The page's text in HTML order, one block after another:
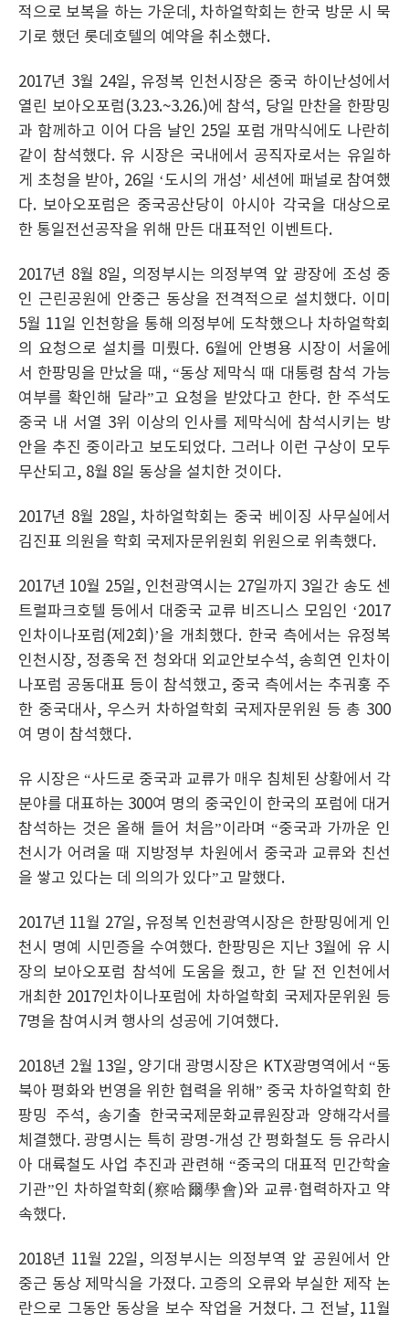
적으로 보복을 하는 가운데, 차하얼학회는 한국 방문 시 묵
기로 했던 롯데호텔의 예약을 취소했다.
2017년 3월 24일, 유정복 인천시장은 중국 하이난성에서
열린 보아오포럼(3.23.~3.26.)에 참석, 당일 만찬을 한팡밍
과 함께하고 이어 다음 날인 25일 포럼 개막식에도 나란히
같이 참석했다. 유 시장은 국내에서 공직자로서는 유일하
게 초청을 받아, 26일 ‘도시의 개성’ 세션에 패널로 참여했
다. 보아오포럼은 중국공산당이 아시아 각국을 대상으로
한 통일전선공작을 위해 만든 대표적인 이벤트다.
2017년 8월 8일, 의정부시는 의정부역 앞 광장에 조성 중
인 근린공원에 안중근 동상을 전격적으로 설치했다. 이미
5월 11일 인천항을 통해 의정부에 도착했으나 차하얼학회
의 요청으로 설치를 미뤘다. 6월에 안병용 시장이 서울에
서 한팡밍을 만났을 때, “동상 제막식 때 대통령 참석 가능
여부를 확인해 달라”고 요청을 받았다고 한다. 한 주석도
중국 내 서열 3위 이상의 인사를 제막식에 참석시키는 방
안을 추진 중이라고 보도되었다. 그러나 이런 구상이 모두
무산되고, 8월 8일 동상을 설치한 것이다.
2017년 8월 28일, 차하얼학회는 중국 베이징 사무실에서
김진표 의원을 학회 국제자문위원회 위원으로 위촉했다.
2017년 10월 25일, 인천광역시는 27일까지 3일간 송도 센
트럴파크호텔 등에서 대중국 교류 비즈니스 모임인 ‘2017
인차이나포럼(제2회)’을 개최했다. 한국 측에서는 유정복
인천시장, 정종욱 전 청와대 외교안보수석, 송희연 인차이
나포럼 공동대표 등이 참석했고, 중국 측에서는 추궈훙 주
한 중국대사, 우스커 차하얼학회 국제자문위원 등 총 300
여 명이 참석했다.
유 시장은 “사드로 중국과 교류가 매우 침체된 상황에서 각
분야를 대표하는 300여 명의 중국인이 한국의 포럼에 대거
참석하는 것은 올해 들어 처음”이라며 “중국과 가까운 인
천시가 어려울 때 지방정부 차원에서 중국과 교류와 친선
을 쌓고 있다는 데 의의가 있다”고 말했다.
2017년 11월 27일, 유정복 인천광역시장은 한팡밍에게 인
천시 명예 시민증을 수여했다. 한팡밍은 지난 3월에 유 시
장의 보아오포럼 참석에 도움을 줬고, 한 달 전 인천에서
개최한 2017인차이나포럼에 차하얼학회 국제자문위원 등
7명을 참여시켜 행사의 성공에 기여했다.
2018년 2월 13일, 양기대 광명시장은 KTX광명역에서 “동
북아 평화와 번영을 위한 협력을 위해” 중국 차하얼학회 한
팡밍 주석, 송기출 한국국제문화교류원장과 양해각서를
체결했다. 광명시는 특히 광명-개성 간 평화철도 등 유라시
아 대륙철도 사업 추진과 관련해 “중국의 대표적 민간학술
기관”인 차하얼학회(察哈爾學會)와 교류·협력하자고 약
속했다.
2018년 11월 22일, 의정부시는 의정부역 앞 공원에서 안
중근 동상 제막식을 가졌다. 고증의 오류와 부실한 제작 논
란으로 그동안 동상을 보수 작업을 거쳤다. 그 전날, 11월